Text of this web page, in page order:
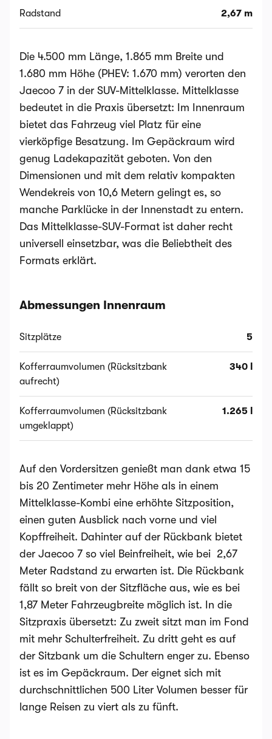
Radstand 2,67 m
Die 4.500 mm Länge, 1.865 mm Breite und
1.680 mm Höhe (PHEV: 1.670 mm) verorten den
Jaecoo 7 in der SUV-Mittelklasse. Mittelklasse
bedeutet in die Praxis übersetzt: Im Innenraum
bietet das Fahrzeug viel Platz für eine
vierköpfige Besatzung. Im Gepäckraum wird
genug Ladekapazität geboten. Von den
Dimensionen und mit dem relativ kompakten
Wendekreis von 10,6 Metern gelingt es, so
manche Parklücke in der Innenstadt zu entern.
Das Mittelklasse-SUV-Format ist daher recht
universell einsetzbar, was die Beliebtheit des
Formats erklärt.
Abmessungen Innenraum
Sitzplätze 5
Kofferraumvolumen (Rücksitzbank
aufrecht)
340 l
Kofferraumvolumen (Rücksitzbank
umgeklappt)
1.265 l
Auf den Vordersitzen genießt man dank etwa 15
bis 20 Zentimeter mehr Höhe als in einem
Mittelklasse-Kombi eine erhöhte Sitzposition,
einen guten Ausblick nach vorne und viel
Kopffreiheit. Dahinter auf der Rückbank bietet
der Jaecoo 7 so viel Beinfreiheit, wie bei 2,67
Meter Radstand zu erwarten ist. Die Rückbank
fällt so breit von der Sitzfläche aus, wie es bei
1,87 Meter Fahrzeugbreite möglich ist. In die
Sitzpraxis übersetzt: Zu zweit sitzt man im Fond
mit mehr Schulterfreiheit. Zu dritt geht es auf
der Sitzbank um die Schultern enger zu. Ebenso
ist es im Gepäckraum. Der eignet sich mit
durchschnittlichen 500 Liter Volumen besser für
lange Reisen zu viert als zu fünft.